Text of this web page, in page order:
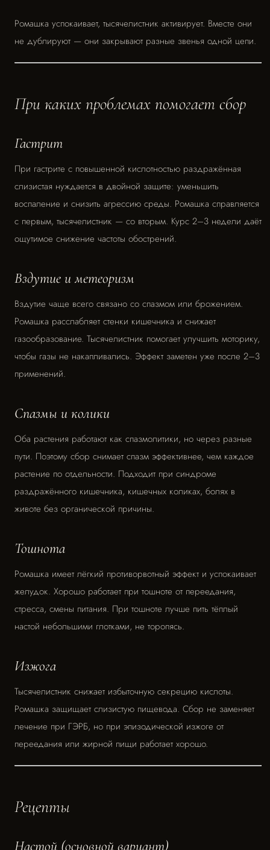
Ромашка успокаивает, тысячелистник активирует. Вместе они
не дублируют — они закрывают разные звенья одной цепи.
При каких проблемах помогает сбор
Гастрит
При гастрите с повышенной кислотностью раздражённая
слизистая нуждается в двойной защите: уменьшить
воспаление и снизить агрессию среды. Ромашка справляется
с первым, тысячелистник — со вторым. Курс 2–3 недели даёт
ощутимое снижение частоты обострений.
Вздутие и метеоризм
Вздутие чаще всего связано со спазмом или брожением.
Ромашка расслабляет стенки кишечника и снижает
газообразование. Тысячелистник помогает улучшить моторику,
чтобы газы не накапливались. Эффект заметен уже после 2–3
применений.
Спазмы и колики
Оба растения работают как спазмолитики, но через разные
пути. Поэтому сбор снимает спазм эффективнее, чем каждое
растение по отдельности. Подходит при синдроме
раздражённого кишечника, кишечных коликах, болях в
животе без органической причины.
Тошнота
Ромашка имеет лёгкий противорвотный эффект и успокаивает
желудок. Хорошо работает при тошноте от переедания,
стресса, смены питания. При тошноте лучше пить тёплый
настой небольшими глотками, не торопясь.
Изжога
Тысячелистник снижает избыточную секрецию кислоты.
Ромашка защищает слизистую пищевода. Сбор не заменяет
лечение при ГЭРБ, но при эпизодической изжоге от
переедания или жирной пищи работает хорошо.
Рецепты
Настой (основной вариант)